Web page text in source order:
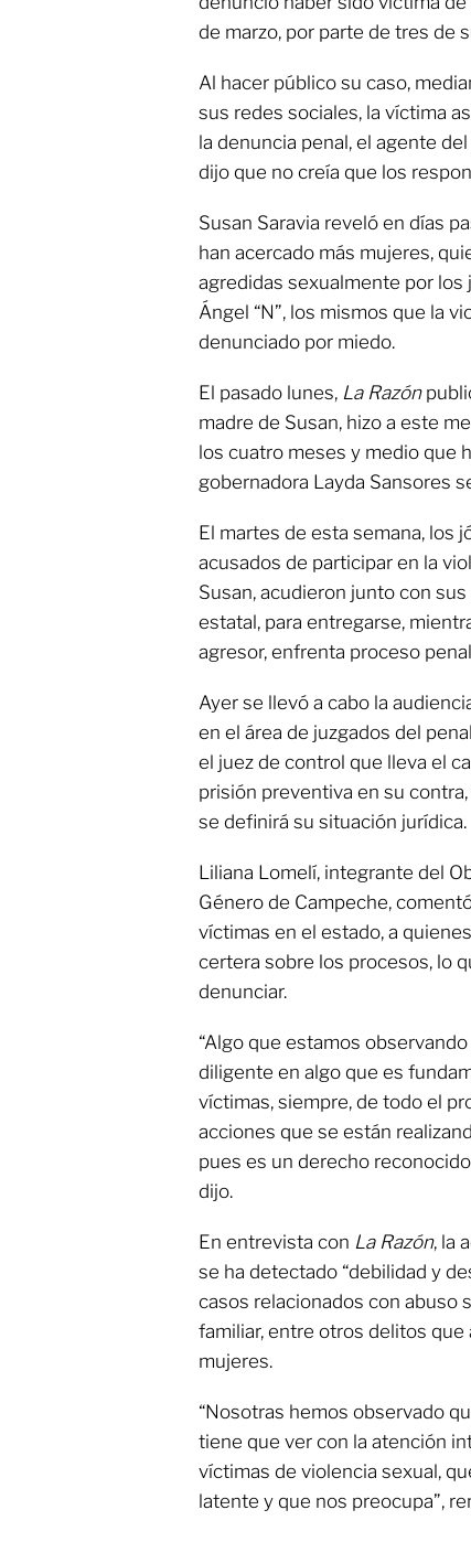
de marzo, por parte de tres de
Al hacer público su caso,
sus redes sociales, la víctima
la denuncia penal, el agente
dijo que no creía que los
Susan Saravia reveló en días
han acercado más mujeres,
agredidas sexualmente por los
Ángel “N”, los mismos que la
denunciado por miedo.
El pasado lunes, La Razón
madre de Susan, hizo a este
los cuatro meses y medio que
gobernadora Layda Sansores
El martes de esta semana, los
acusados de participar en la
Susan, acudieron junto con
estatal, para entregarse,
agresor, enfrenta proceso
Ayer se llevó a cabo la
en el área de juzgados del
el juez de control que lleva el
prisión preventiva en su
se definirá su situación jurídica.
Liliana Lomelí, integrante del
Género de Campeche,
víctimas en el estado, a
certera sobre los procesos, lo
denunciar.
“Algo que estamos
diligente en algo que es
víctimas, siempre, de todo el
acciones que se están
pues es un derecho
dijo.
En entrevista con La Razón, la
se ha detectado “debilidad y
casos relacionados con abuso
familiar, entre otros delitos
mujeres.
“Nosotras hemos observado
tiene que ver con la atención
víctimas de violencia sexual,
latente y que nos preocupa”,